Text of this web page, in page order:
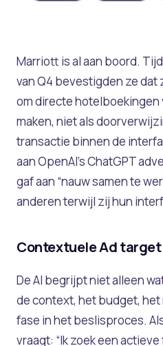
Marriott is al aan boord.
van Q4 bevestigden ze dat
om directe hotelboekingen
maken, niet als
transactie binnen de
aan OpenAI’s ChatGPT
gaf aan “nauw samen te
anderen terwijl zij hun
Contextuele Ad
De AI begrijpt niet alleen
de context, het budget,
fase in het beslisproces.
vraagt: “Ik zoek een